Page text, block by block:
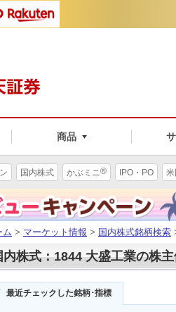
商品
国内株式 かぶミニ® IPO・PO
ム > マーケット情報 > 国内株式銘柄検索
内株式：1844 大盛工業の株
最近チェックした銘柄･指標